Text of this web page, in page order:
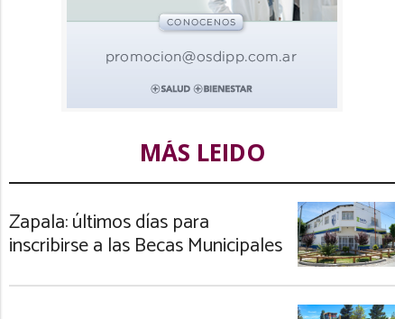
MÁS LEIDO
Zapala: últimos días para
inscribirse a las Becas Municipales